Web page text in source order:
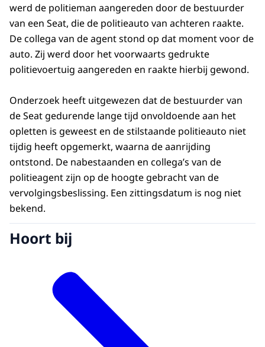
werd de politieman aangereden door de bestuurder
van een Seat, die de politieauto van achteren raakte.
De collega van de agent stond op dat moment voor de
auto. Zij werd door het voorwaarts gedrukte
politievoertuig aangereden en raakte hierbij gewond.
Onderzoek heeft uitgewezen dat de bestuurder van
de Seat gedurende lange tijd onvoldoende aan het
opletten is geweest en de stilstaande politieauto niet
tijdig heeft opgemerkt, waarna de aanrijding
ontstond. De nabestaanden en collega’s van de
politieagent zijn op de hoogte gebracht van de
vervolgingsbeslissing. Een zittingsdatum is nog niet
bekend.
Hoort bij